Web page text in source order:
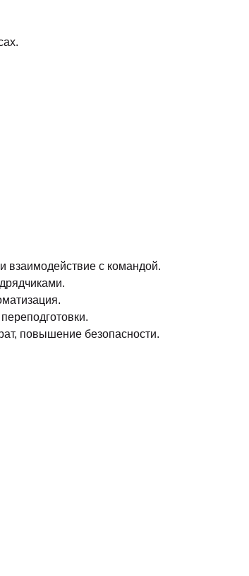
взаимодействие с командой.
повышение безопасности.